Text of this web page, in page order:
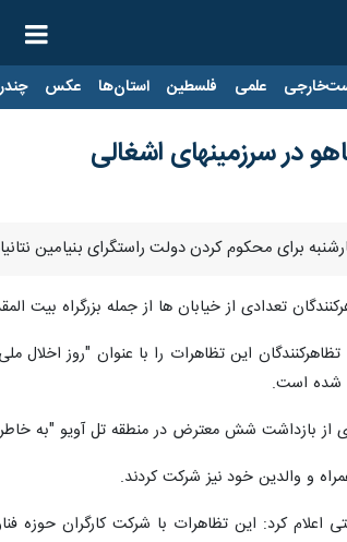
علمی فلسطین استان‌ها عکس
در سرزمینهای اشغالی